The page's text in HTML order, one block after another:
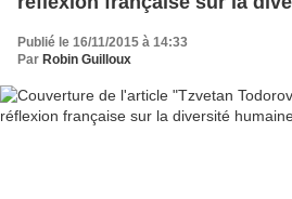
Publié le 16/11/2015 à 14:33
Par Robin Guilloux